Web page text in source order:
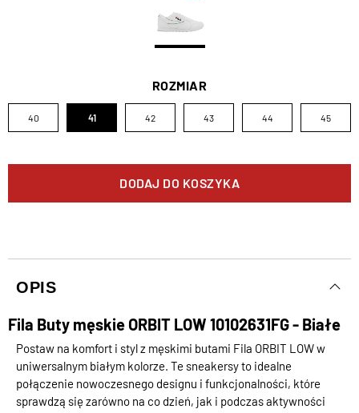
ROZMIAR
40 41 42 43 44 45
DODAJ DO KOSZYKA
OPIS
Fila Buty męskie ORBIT LOW 10102631FG - Białe
Postaw na komfort i styl z męskimi butami Fila ORBIT LOW w
uniwersalnym białym kolorze. Te sneakersy to idealne
połączenie nowoczesnego designu i funkcjonalności, które
sprawdzą się zarówno na co dzień, jak i podczas aktywności